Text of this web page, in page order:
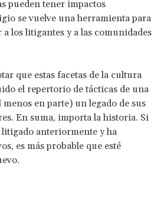
pueden tener impactos
se vuelve una herramienta para
los litigantes y a las comunidades
que estas facetas de la cultura
el repertorio de tácticas de una
en parte) un legado de sus
En suma, importa la historia. Si
anteriormente y ha
es más probable que esté